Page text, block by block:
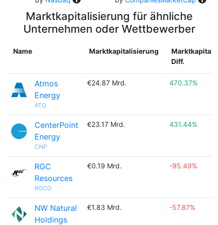
Marktkapitalisierung für ähnliche
Unternehmen oder Wettbewerber
Name Marktkapitalisierung
Diff.
Atmos
Energy
ATO
€24.87 Mrd. 470.37%
CenterPoint
Energy
CNP
€23.17 Mrd. 431.44%
RGC
Resources
RGCO
€0.19 Mrd. -95.49%
NW Natural
Holdings
€1.83 Mrd. -57.87%